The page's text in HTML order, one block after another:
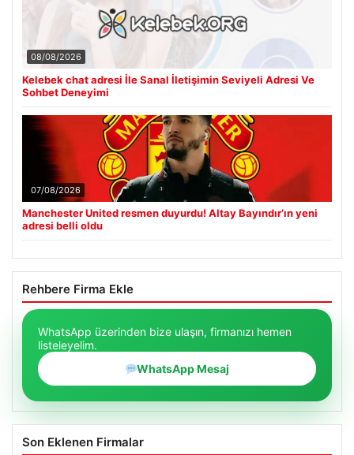
08/08/2026
Kelebek chat adresi İle Sanal İletişimin Seviyeli Adresi Ve
Sohbet Deneyimi
07/08/2026
Manchester United resmen duyurdu! Altay Bayındır’ın yeni
adresi belli oldu
Rehbere Firma Ekle
WhatsApp üzerinden bize ulaşın, firmanızı hemen
listeleyelim.
WhatsApp Mesaj
Son Eklenen Firmalar